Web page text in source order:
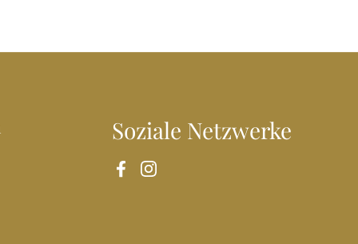
Soziale Netzwerke
Facebook
Instagram